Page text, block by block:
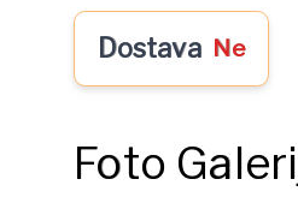
Dostava Ne
Foto